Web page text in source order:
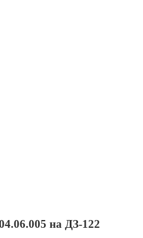
на ДЗ-122